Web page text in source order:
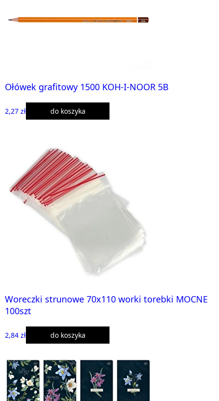
Ołówek grafitowy 1500 KOH-I-NOOR 5B
2,27 zł do koszyka
Woreczki strunowe 70x110 worki torebki MOCNE
100szt
2,84 zł do koszyka